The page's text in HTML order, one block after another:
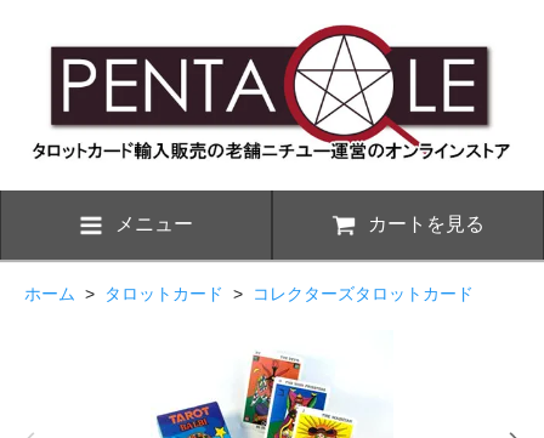
メニュー カートを見る
ホーム > タロットカード > コレクターズタロットカード